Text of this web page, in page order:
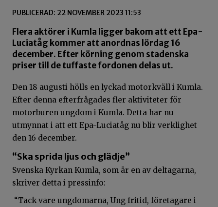
PUBLICERAD: 22 NOVEMBER 2023 11:53
Flera aktörer i Kumla ligger bakom att ett Epa-
Luciatåg kommer att anordnas lördag 16
december. Efter körning genom stadenska
priser till de tuffaste fordonen delas ut.
Den 18 augusti hölls en lyckad motorkväll i Kumla.
Efter denna efterfrågades fler aktiviteter för
motorburen ungdom i Kumla. Detta har nu
utmynnat i att ett Epa-Luciatåg nu blir verklighet
den 16 december.
“Ska sprida ljus och glädje”
Svenska Kyrkan Kumla, som är en av deltagarna,
skriver detta i pressinfo:
“Tack vare ungdomarna, Ung fritid, företagare i